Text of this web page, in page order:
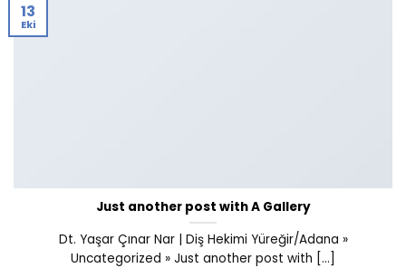
Just another post with A Gallery
Dt. Yaşar Çınar Nar | Diş Hekimi Yüreğir/Adana »
Uncategorized » Just another post with [...]
13
Eki